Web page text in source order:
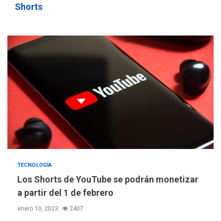
Shorts
TECNOLOGÍA
Los Shorts de YouTube se podrán monetizar
a partir del 1 de febrero
enero 10, 2023 2407